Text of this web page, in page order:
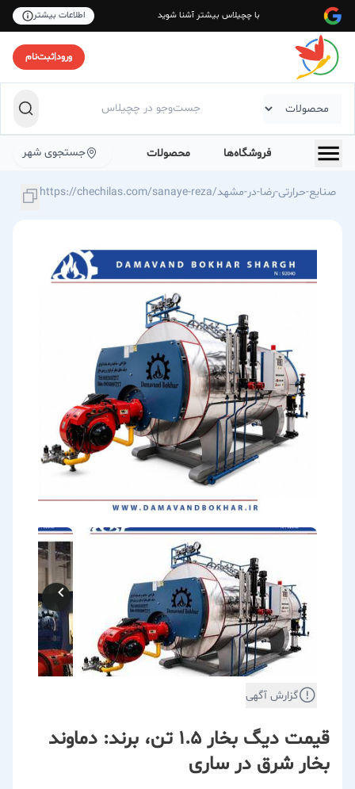
با چچیلاس بیشتر آشنا شوید اطلاعات بیشتر
ورود|ثبت‌نام
فروشگاه‌ها محصولات جستجوی شهر
https://chechilas.com/sanaye-reza/صنایع-حرارتی-رضا-در-مشهد
گزارش آگهی
قیمت دیگ بخار 1.5 تن، برند: دماوند
بخار شرق در ساری